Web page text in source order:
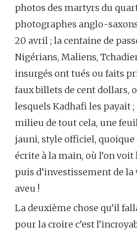
photos des martyrs du
photographes anglo-
20 avril ; la centaine de
Nigérians, Maliens,
insurgés ont tués ou faits
faux billets de cent dollars,
lesquels Kadhafi les payait ;
milieu de tout cela, une
jauni, style officiel, quoique
écrite à la main, où l’on voit
puis d’investissement de
aveu !
La deuxième chose qu’il
pour la croire c’est